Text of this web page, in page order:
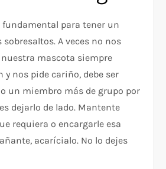
fundamental para tener un
A veces no nos
mascota siempre
y nos pide cariño, debe ser
un miembro más de grupo por
dejarlo de lado. Mantente
requiera o encargarle esa
acarícialo. No lo dejes